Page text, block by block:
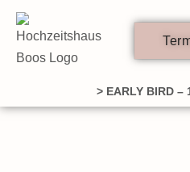
Zum
Inhalt
springen
> EARLY BIRD –